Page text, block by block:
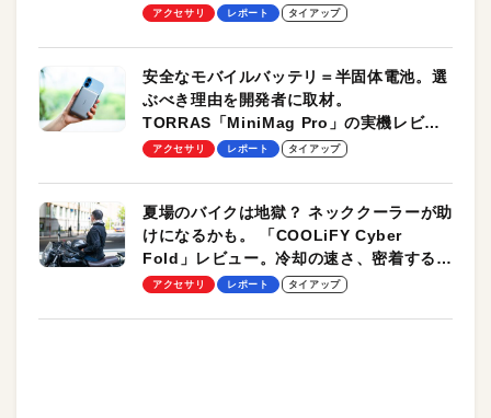
のモバイルユースに最適！
アクセサリ レポート タイアップ
安全なモバイルバッテリ＝半固体電池。選
ぶべき理由を開発者に取材。
TORRAS「MiniMag Pro」の実機レビュ
ーも
アクセサリ レポート タイアップ
夏場のバイクは地獄？ ネッククーラーが助
けになるかも。 「COOLiFY Cyber
Fold」レビュー。冷却の速さ、密着する冷
却プレート、シンプルな操作性がグッド！
アクセサリ レポート タイアップ